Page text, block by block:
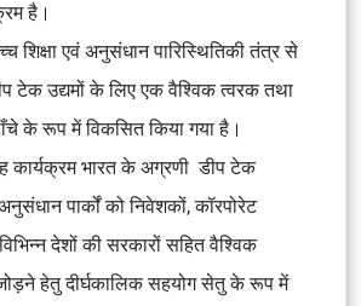
है।
शिक्षा एवं अनुसंधान पारिस्थितिकी तंत्र से
टेक उद्यमों के लिए एक वैश्विक त्वरक तथा
के रूप में विकसित किया गया है।
कार्यक्रम भारत के अग्रणी डीप टेक
पार्कों को निवेशकों, कॉरपोरेट
देशों की सरकारों सहित वैश्विक
हेतु दीर्घकालिक सहयोग सेतु के रूप में